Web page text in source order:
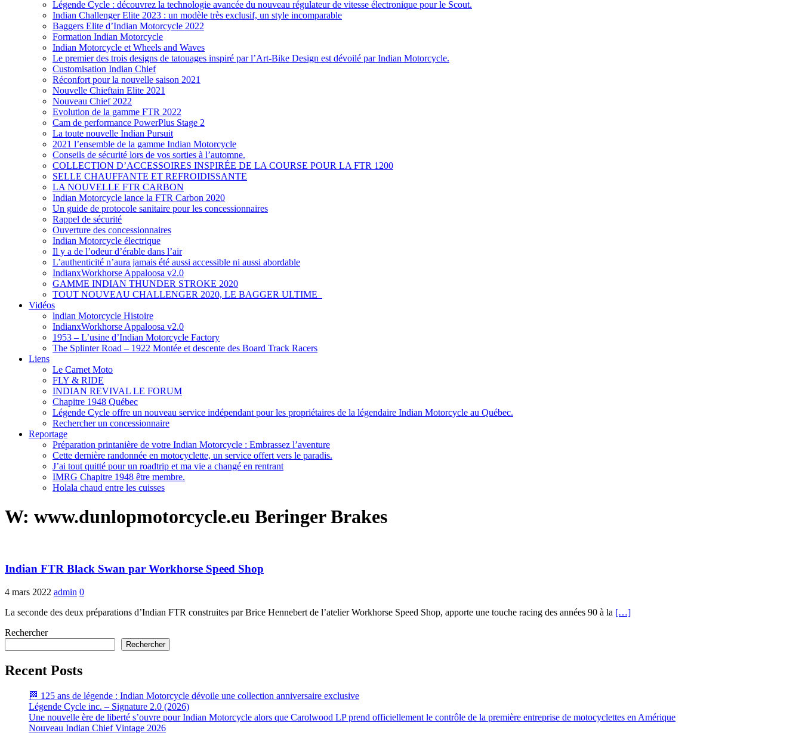
Légende Cycle : découvrez la technologie avancée du nouveau régulateur de vitesse électronique pour le Scout.
Indian Challenger Elite 2023 : un modèle très exclusif, un style incomparable
Baggers Elite d’Indian Motorcycle 2022
Formation Indian Motorcycle
Indian Motorcycle et Wheels and Waves
Le premier des trois designs de tatouages inspiré par l’Art-Bike Design est dévoilé par Indian Motorcycle.
Customisation Indian Chief
Réconfort pour la nouvelle saison 2021
Nouvelle Chieftain Elite 2021
Nouveau Chief 2022
Evolution de la gamme FTR 2022
Cam de performance PowerPlus Stage 2
La toute nouvelle Indian Pursuit
2021 l’ensemble de la gamme Indian Motorcycle
Conseils de sécurité lors de vos sorties à l’automne.
COLLECTION D’ACCESSOIRES INSPIRÉE DE LA COURSE POUR LA FTR 1200
SELLE CHAUFFANTE ET REFROIDISSANTE
LA NOUVELLE FTR CARBON
Indian Motorcycle lance la FTR Carbon 2020
Un guide de protocole sanitaire pour les concessionnaires
Rappel de sécurité
Ouverture des concessionnaires
Indian Motorcycle électrique
Il y a de l’odeur d’érable dans l’air
L’authenticité n’aura jamais été aussi accessible ni aussi abordable
IndianxWorkhorse Appaloosa v2.0
GAMME INDIAN THUNDER STROKE 2020
TOUT NOUVEAU CHALLENGER 2020, LE BAGGER ULTIME
Vidéos
lndian Motorcycle Histoire
IndianxWorkhorse Appaloosa v2.0
1953 – L’usine d’Indian Motorcycle Factory
The Splinter Road – 1922 Montée et descente des Board Track Racers
Liens
Le Carnet Moto
FLY & RIDE
INDIAN REVIVAL LE FORUM
Chapitre 1948 Québec
Légende Cycle offre un nouveau service indépendant pour les propriétaires de la légendaire Indian Motorcycle au Québec.
Rechercher un concessionnaire
Reportage
Préparation printanière de votre Indian Motorcycle : Embrassez l’aventure
Cette dernière randonnée en motocyclette, un service offert vers le paradis.
J’ai tout quitté pour un roadtrip et ma vie a changé en rentrant
IMRG Chapitre 1948 être membre.
Holala chaud entre les cuisses
W: www.dunlopmotorcycle.eu Beringer Brakes
Indian FTR Black Swan par Workhorse Speed Shop
4 mars 2022 admin 0
La seconde des deux préparations d’Indian FTR construites par Brice Hennebert de l’atelier Workhorse Speed Shop, apporte une touche racing des années 90 à la […]
Rechercher
Rechercher
Recent Posts
🏁 125 ans de légende : Indian Motorcycle dévoile une collection anniversaire exclusive
Légende Cycle inc. – Signature 2.0 (2026)
Une nouvelle ère de liberté s’ouvre pour Indian Motorcycle alors que Carolwood LP prend officiellement le contrôle de la première entreprise de motocyclettes en Amérique
Nouveau Indian Chief Vintage 2026